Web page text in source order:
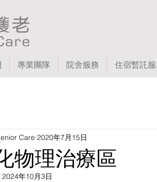
專業團隊 院舍服務 住宿暫託
物理治療區
Care 2020年7月15日
2024年10月3日